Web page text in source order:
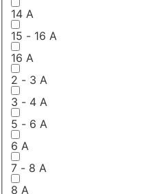
14 A
15 - 16 A
16 A
2 - 3 A
3 - 4 A
5 - 6 A
6 A
7 - 8 A
8 A